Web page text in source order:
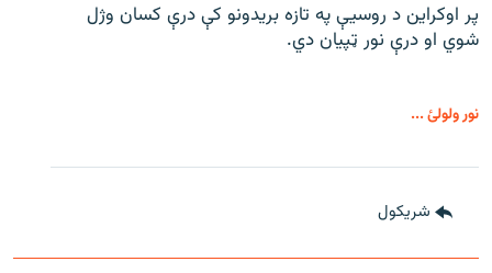
پر اوکراین د روسیې په تازه بریدونو کې درې کسان وژل
شوي او درې نور ټپیان دي.
نور ولولئ ...
شريکول